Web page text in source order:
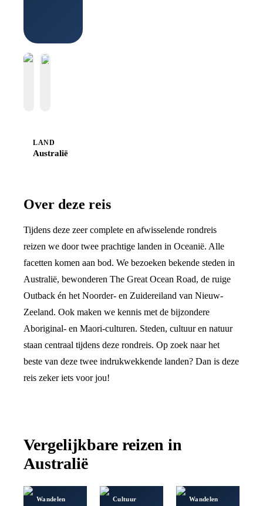
LAND
Australië
Over deze reis
Tijdens deze zeer complete en afwisselende rondreis
reizen we door twee prachtige landen in Oceanië. Alle
facetten komen aan bod. We bezoeken bekende steden in
Australië, bewonderen The Great Ocean Road, de ruige
Outback én het Noorder- en Zuidereiland van Nieuw-
Zeeland. Ook maken we kennis met de bijzondere
Aboriginal- en Maori-culturen. Steden, cultuur en natuur
staan centraal tijdens deze rondreis. Op zoek naar het
beste van deze twee indrukwekkende landen? Dan is deze
reis zeker iets voor jou!
Vergelijkbare reizen in
Australië
Wandelen Cultuur Wandelen